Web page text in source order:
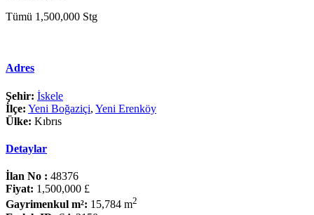
Tümü 1,500,000 Stg
Adres
Şehir: İskele
İlçe: Yeni Boğaziçi, Yeni Erenköy
Ülke: Kıbrıs
Detaylar
İlan No : 48376
Fiyat: 1,500,000 £
Gayrimenkul m²: 15,784 m2